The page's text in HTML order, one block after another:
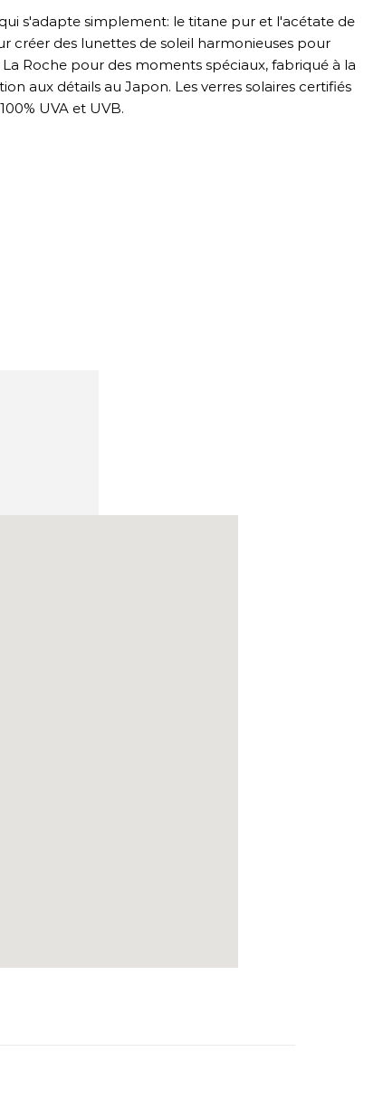
s'adapte simplement: le titane pur et l'acétate de
créer des lunettes de soleil harmonieuses pour
Roche pour des moments spéciaux, fabriqué à la
aux détails au Japon. Les verres solaires certifiés
UVA et UVB.